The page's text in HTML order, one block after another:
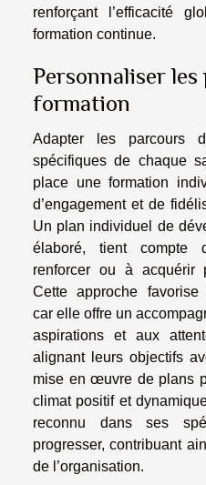
renforçant l’efficacité
formation continue.
Personnaliser les
formation
Adapter les parcours
spécifiques de chaque
place une formation
d’engagement et de
Un plan individuel de
élaboré, tient compte
renforcer ou à acquérir
Cette approche favorise
car elle offre un
aspirations et aux
alignant leurs objectifs
mise en œuvre de plans
climat positif et
reconnu dans ses
progresser, contribuant
de l’organisation.